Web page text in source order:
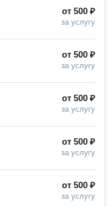
от 500 ₽
за услугу
от 500 ₽
за услугу
от 500 ₽
за услугу
от 500 ₽
за услугу
от 500 ₽
за услугу